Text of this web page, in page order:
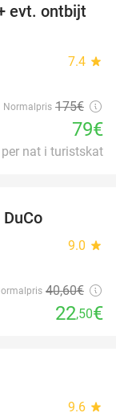
55%
evt. ontbijt
7.4 star
Normalpris 175€
79€
nat i turistskat
9.0 star
40,60€
22,50€
9.6 star